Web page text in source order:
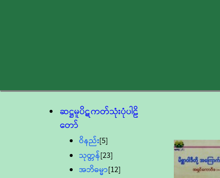
ဆဋ္ဌမူပိဋကတ်သုံးပုံပါဠိ
တော်
ဝိနည်း[5]
သုတ္တန်[23]
အဘိဓမ္မာ[12]